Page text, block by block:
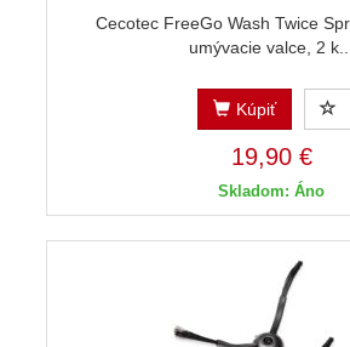
Cecotec FreeGo Wash Twice
umývacie valce, 2 k...
Kúpiť
19,90 €
Skladom: Áno